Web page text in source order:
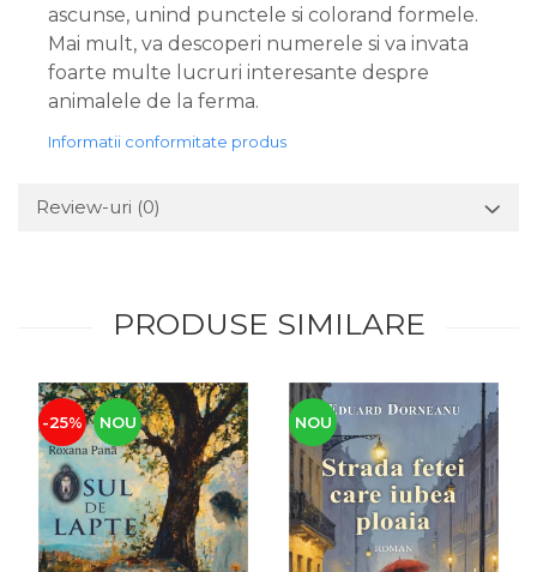
ascunse, unind punctele si colorand formele.
Mai mult, va descoperi numerele si va invata
foarte multe lucruri interesante despre
animalele de la ferma.
Informatii conformitate produs
Review-uri (0)
PRODUSE SIMILARE
-25% NOU NOU